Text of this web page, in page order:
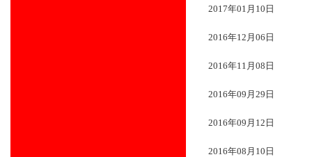
2017年01月10日
2016年12月06日
2016年11月08日
2016年09月29日
2016年09月12日
2016年08月10日